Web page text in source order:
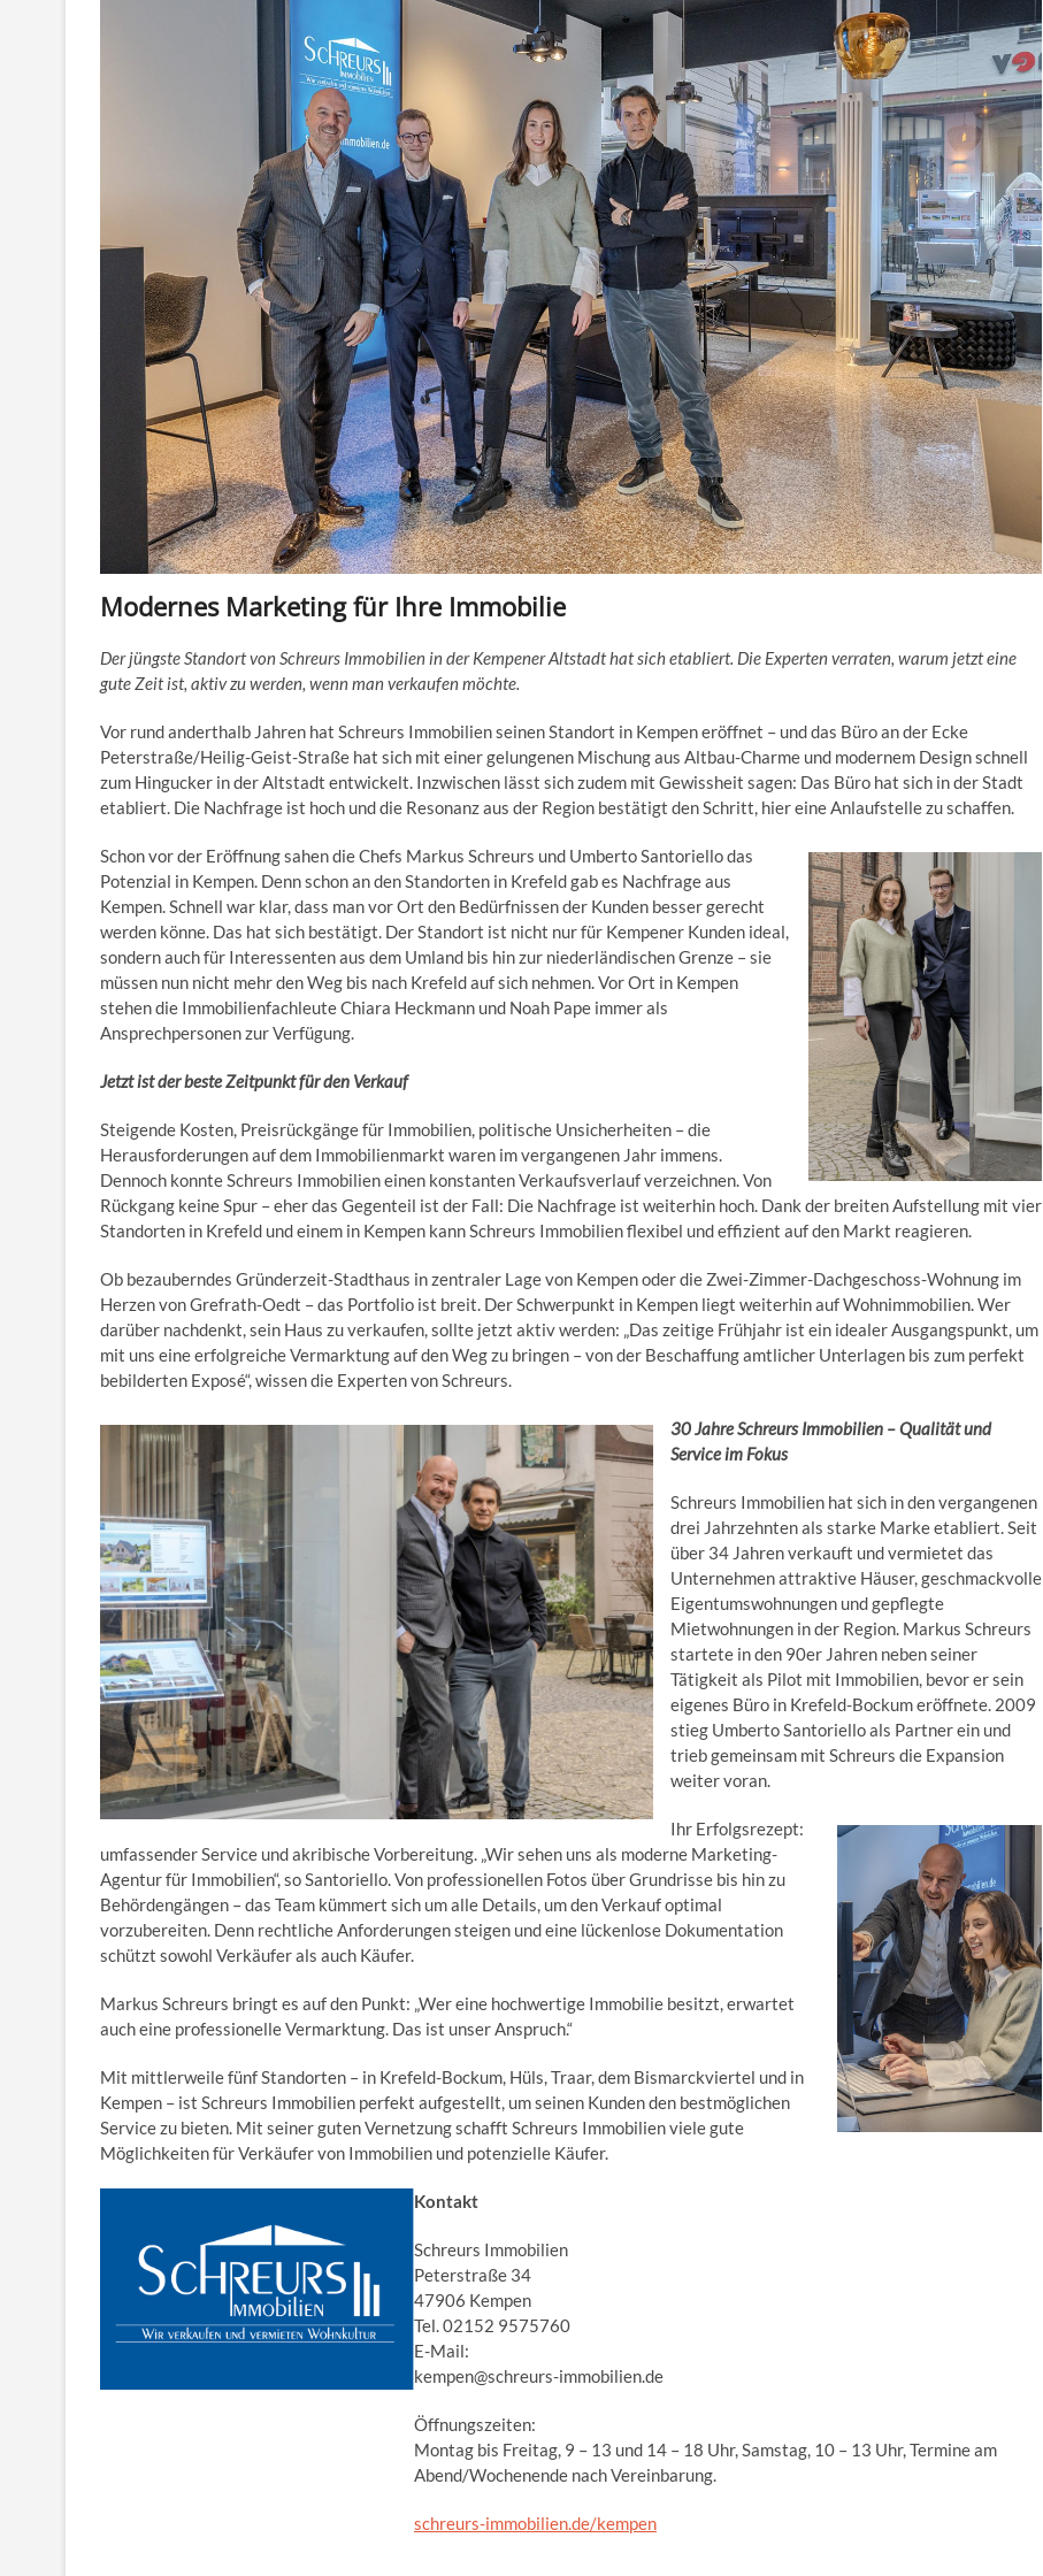
Modernes Marketing für Ihre Immobilie
Der jüngste Standort von Schreurs Immobilien in der Kempener Altstadt hat sich etabliert. Die Experten verraten, warum jetzt eine
gute Zeit ist, aktiv zu werden, wenn man verkaufen möchte.
Vor rund anderthalb Jahren hat Schreurs Immobilien seinen Standort in Kempen eröffnet – und das Büro an der Ecke
Peterstraße/Heilig-Geist-Straße hat sich mit einer gelungenen Mischung aus Altbau-Charme und modernem Design schnell
zum Hingucker in der Altstadt entwickelt. Inzwischen lässt sich zudem mit Gewissheit sagen: Das Büro hat sich in der Stadt
etabliert. Die Nachfrage ist hoch und die Resonanz aus der Region bestätigt den Schritt, hier eine Anlaufstelle zu schaffen.
Schon vor der Eröffnung sahen die Chefs Markus Schreurs und Umberto Santoriello das
Potenzial in Kempen. Denn schon an den Standorten in Krefeld gab es Nachfrage aus
Kempen. Schnell war klar, dass man vor Ort den Bedürfnissen der Kunden besser gerecht
werden könne. Das hat sich bestätigt. Der Standort ist nicht nur für Kempener Kunden ideal,
sondern auch für Interessenten aus dem Umland bis hin zur niederländischen Grenze – sie
müssen nun nicht mehr den Weg bis nach Krefeld auf sich nehmen. Vor Ort in Kempen
stehen die Immobilienfachleute Chiara Heckmann und Noah Pape immer als
Ansprechpersonen zur Verfügung.
Jetzt ist der beste Zeitpunkt für den Verkauf
Steigende Kosten, Preisrückgänge für Immobilien, politische Unsicherheiten – die
Herausforderungen auf dem Immobilienmarkt waren im vergangenen Jahr immens.
Dennoch konnte Schreurs Immobilien einen konstanten Verkaufsverlauf verzeichnen. Von
Rückgang keine Spur – eher das Gegenteil ist der Fall: Die Nachfrage ist weiterhin hoch. Dank der breiten Aufstellung mit vier
Standorten in Krefeld und einem in Kempen kann Schreurs Immobilien flexibel und effizient auf den Markt reagieren.
Ob bezauberndes Gründerzeit-Stadthaus in zentraler Lage von Kempen oder die Zwei-Zimmer-Dachgeschoss-Wohnung im
Herzen von Grefrath-Oedt – das Portfolio ist breit. Der Schwerpunkt in Kempen liegt weiterhin auf Wohnimmobilien. Wer
darüber nachdenkt, sein Haus zu verkaufen, sollte jetzt aktiv werden: „Das zeitige Frühjahr ist ein idealer Ausgangspunkt, um
mit uns eine erfolgreiche Vermarktung auf den Weg zu bringen – von der Beschaffung amtlicher Unterlagen bis zum perfekt
bebilderten Exposé“, wissen die Experten von Schreurs.
30 Jahre Schreurs Immobilien – Qualität und
Service im Fokus
Schreurs Immobilien hat sich in den vergangenen
drei Jahrzehnten als starke Marke etabliert. Seit
über 34 Jahren verkauft und vermietet das
Unternehmen attraktive Häuser, geschmackvolle
Eigentumswohnungen und gepflegte
Mietwohnungen in der Region. Markus Schreurs
startete in den 90er Jahren neben seiner
Tätigkeit als Pilot mit Immobilien, bevor er sein
eigenes Büro in Krefeld-Bockum eröffnete. 2009
stieg Umberto Santoriello als Partner ein und
trieb gemeinsam mit Schreurs die Expansion
weiter voran.
Ihr Erfolgsrezept:
umfassender Service und akribische Vorbereitung. „Wir sehen uns als moderne Marketing-
Agentur für Immobilien“, so Santoriello. Von professionellen Fotos über Grundrisse bis hin zu
Behördengängen – das Team kümmert sich um alle Details, um den Verkauf optimal
vorzubereiten. Denn rechtliche Anforderungen steigen und eine lückenlose Dokumentation
schützt sowohl Verkäufer als auch Käufer.
Markus Schreurs bringt es auf den Punkt: „Wer eine hochwertige Immobilie besitzt, erwartet
auch eine professionelle Vermarktung. Das ist unser Anspruch.“
Mit mittlerweile fünf Standorten – in Krefeld-Bockum, Hüls, Traar, dem Bismarckviertel und in
Kempen – ist Schreurs Immobilien perfekt aufgestellt, um seinen Kunden den bestmöglichen
Service zu bieten. Mit seiner guten Vernetzung schafft Schreurs Immobilien viele gute
Möglichkeiten für Verkäufer von Immobilien und potenzielle Käufer.
Kontakt
Schreurs Immobilien
Peterstraße 34
47906 Kempen
Tel. 02152 9575760
E-Mail:
kempen@schreurs-immobilien.de
Öffnungszeiten:
Montag bis Freitag, 9 – 13 und 14 – 18 Uhr, Samstag, 10 – 13 Uhr, Termine am
Abend/Wochenende nach Vereinbarung.
schreurs-immobilien.de/kempen